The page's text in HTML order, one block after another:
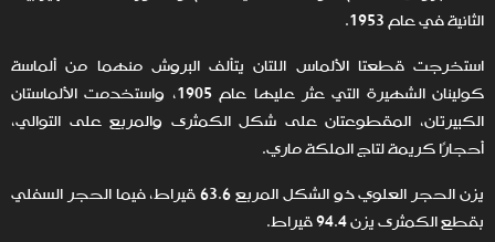
الثانية في عام 1953.
استخرجت قطعتا الألماس اللتان يتألف البروش منهما من ألماسة
كولينان الشهيرة التي عثر عليها عام 1905، واستخدمت الألماستان
الكبيرتان، المقطوعتان على شكل الكمثرى والمربع على التوالي،
أحجارًا كريمة لتاج الملكة ماري.
يزن الحجر العلوي ذو الشكل المربع 63.6 قيراط، فيما الحجر السفلي
بقطع الكمثرى يزن 94.4 قيراط.